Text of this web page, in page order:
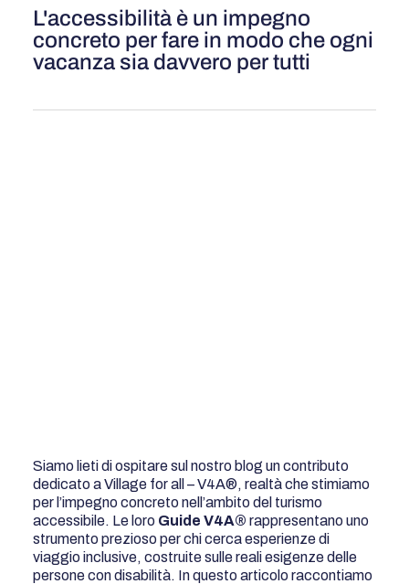
L'accessibilità è un impegno
concreto per fare in modo che ogni
vacanza sia davvero per tutti
Siamo lieti di ospitare sul nostro blog un contributo
dedicato a Village for all – V4A®, realtà che stimiamo
per l’impegno concreto nell’ambito del turismo
accessibile. Le loro Guide V4A® rappresentano uno
strumento prezioso per chi cerca esperienze di
viaggio inclusive, costruite sulle reali esigenze delle
persone con disabilità. In questo articolo raccontiamo